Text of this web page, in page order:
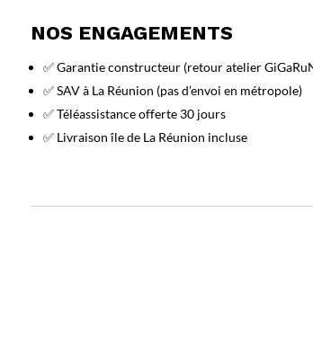
NOS ENGAGEMENTS
✅ Garantie constructeur (retour atelier
✅ SAV à La Réunion (pas d’envoi en métropole)
✅ Téléassistance offerte 30 jours
✅ Livraison île de La Réunion incluse